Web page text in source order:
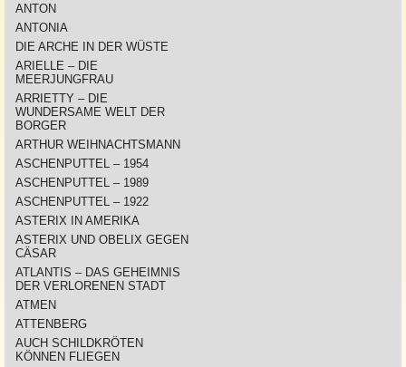
ANTON
ANTONIA
DIE ARCHE IN DER WÜSTE
ARIELLE – DIE
MEERJUNGFRAU
ARRIETTY – DIE
WUNDERSAME WELT DER
BORGER
ARTHUR WEIHNACHTSMANN
ASCHENPUTTEL – 1954
ASCHENPUTTEL – 1989
ASCHENPUTTEL – 1922
ASTERIX IN AMERIKA
ASTERIX UND OBELIX GEGEN
CÄSAR
ATLANTIS – DAS GEHEIMNIS
DER VERLORENEN STADT
ATMEN
ATTENBERG
AUCH SCHILDKRÖTEN
KÖNNEN FLIEGEN